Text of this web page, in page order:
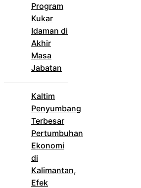
Program
Kukar
Idaman di
Akhir
Masa
Jabatan
Kaltim
Penyumbang
Terbesar
Pertumbuhan
Ekonomi
di
Kalimantan,
Efek